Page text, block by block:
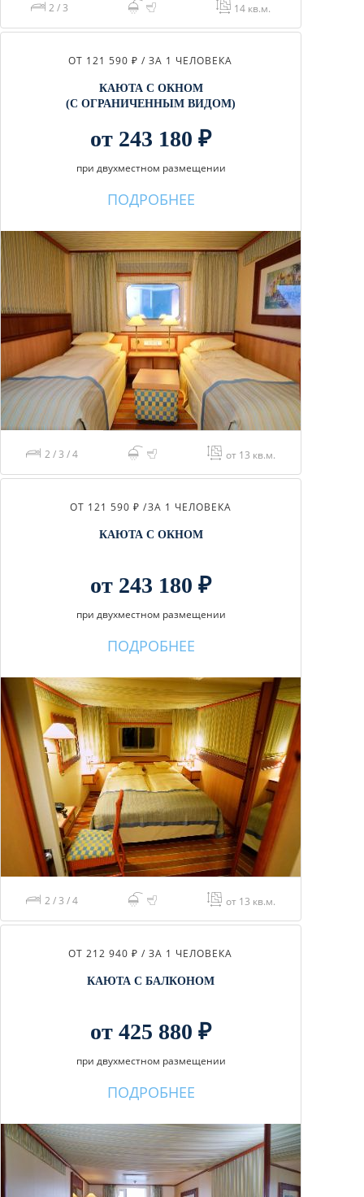
2 / 3 14 кв.м.
ОТ 121 590 ₽ / ЗА 1 ЧЕЛОВЕКА
КАЮТА С ОКНОМ
(С ОГРАНИЧЕННЫМ ВИДОМ)
от 243 180 ₽
при двухместном размещении
ПОДРОБНЕЕ
2 / 3 / 4 от 13 кв.м.
ОТ 121 590 ₽ /ЗА 1 ЧЕЛОВЕКА
КАЮТА С ОКНОМ
от 243 180 ₽
при двухместном размещении
ПОДРОБНЕЕ
2 / 3 / 4 от 13 кв.м.
ОТ 212 940 ₽ / ЗА 1 ЧЕЛОВЕКА
КАЮТА С БАЛКОНОМ
от 425 880 ₽
при двухместном размещении
ПОДРОБНЕЕ